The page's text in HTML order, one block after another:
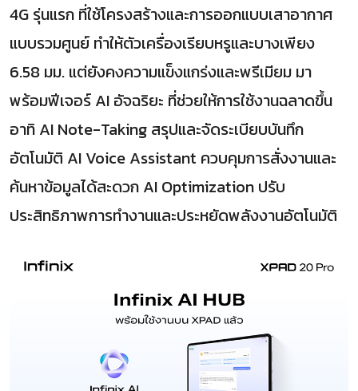
4G รุ่นแรก ที่ใช้โครงสร้างและการออกแบบเสาอากาศ
แบบรวมศูนย์ ทำให้ตัวเครื่องเรียบหรูและบางเพียง
6.58 มม. แต่ยังคงความแข็งแกร่งและพรีเมียม มา
พร้อมฟีเจอร์ AI อัจฉริยะ ที่ช่วยให้การใช้งานฉลาดขึ้น
อาทิ AI Note-Taking สรุปและจัดระเบียบบันทึก
อัตโนมัติ AI Voice Assistant ควบคุมการสั่งงานและ
ค้นหาข้อมูลได้สะดวก AI Optimization ปรับ
ประสิทธิภาพการทำงานและประหยัดพลังงานอัตโนมัติ